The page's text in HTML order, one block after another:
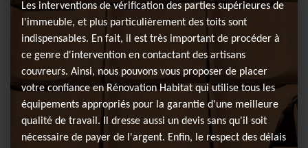
Les interventions de vérification des parties supérieures de
l'immeuble, et plus particulièrement des toits sont
indispensables. En fait, il est très important de procéder à
ce genre d'intervention en contactant des artisans
couvreurs. Ainsi, nous pouvons vous proposer de placer
votre confiance en Rénovation Habitat qui utilise tous les
équipements appropriés pour la garantie d'une meilleure
qualité de travail. Il dresse aussi un devis sans qu'il soit
nécessaire de payer de l'argent. Enfin, le respect des délais